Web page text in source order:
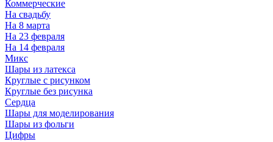
Коммерческие
На свадьбу
На 8 марта
На 23 февраля
На 14 февраля
Микс
Шары из латекса
Круглые с рисунком
Круглые без рисунка
Сердца
Шары для моделирования
Шары из фольги
Цифры